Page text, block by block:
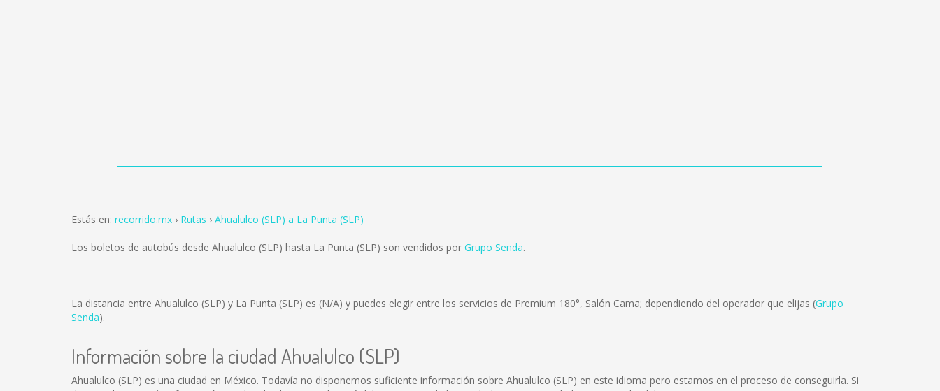
Estás en: recorrido.mx Rutas Ahualulco (SLP) a La Punta (SLP)
Los boletos de autobús desde Ahualulco (SLP) hasta La Punta (SLP) son vendidos por Grupo Senda.
La distancia entre Ahualulco (SLP) y La Punta (SLP) es (N/A) y puedes elegir entre los servicios de Premium 180°, Salón Cama; dependiendo del operador que elijas (Grupo
Senda).
Información sobre la ciudad Ahualulco (SLP)
Ahualulco (SLP) es una ciudad en México. Todavía no disponemos suficiente información sobre Ahualulco (SLP) en este idioma pero estamos en el proceso de conseguirla. Si